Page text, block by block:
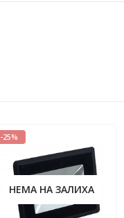
-25%
НЕМА НА ЗАЛИХА